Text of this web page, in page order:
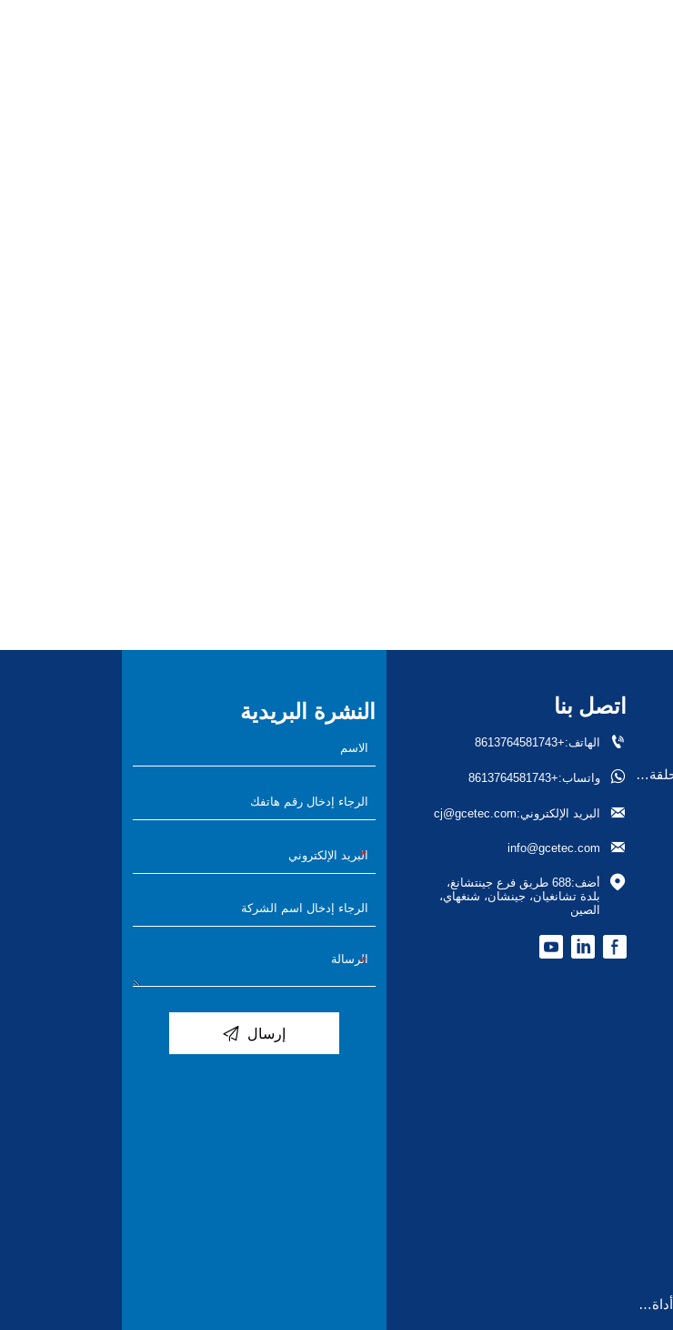
صمام الأسطوانة الفولاذية مع الحلقة/السدادة
المعدات الخاصة ونظام المحطة أداة VMB/P إلخ
اتصل بنا
 الهاتف:+8613764581743
 واتساب:+8613764581743
 البريد الإلكتروني:cj@gcetec.com

info@gcetec.com

أضف:688 طريق فرع جينتشانغ،
بلدة تشانغيان، جينشان، شنغهاي،
الصين
النشرة البريدية
إرسال 